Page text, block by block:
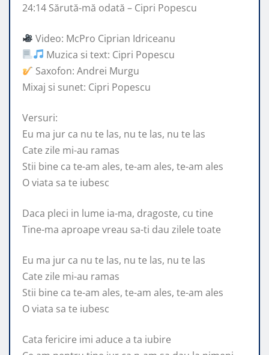
24:14 Sărută-mă odată – Cipri Popescu
Video: McPro Ciprian Idriceanu
Muzica si text: Cipri Popescu
Saxofon: Andrei Murgu
Mixaj si sunet: Cipri Popescu
Versuri:
Eu ma jur ca nu te las, nu te las, nu te las
Cate zile mi-au ramas
Stii bine ca te-am ales, te-am ales, te-am ales
O viata sa te iubesc
Daca pleci in lume ia-ma, dragoste, cu tine
Tine-ma aproape vreau sa-ti dau zilele toate
Eu ma jur ca nu te las, nu te las, nu te las
Cate zile mi-au ramas
Stii bine ca te-am ales, te-am ales, te-am ales
O viata sa te iubesc
Cata fericire imi aduce a ta iubire